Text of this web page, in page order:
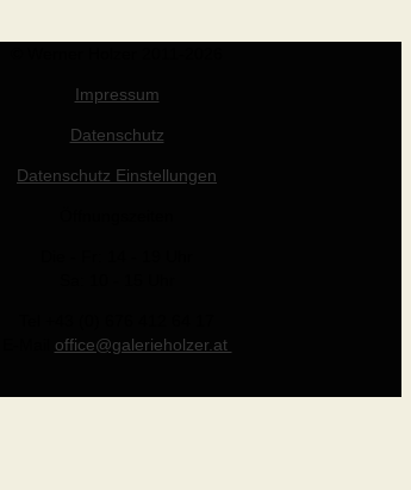
Impressum
Datenschutz
Datenschutz Einstellungen
office@galerieholzer.at